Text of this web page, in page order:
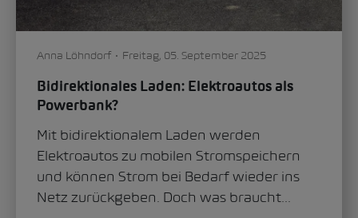
Anna Löhndorf Freitag, 05. September 2025
Bidirektionales Laden: Elektroautos als
Powerbank?
Mit bidirektionalem Laden werden
Elektroautos zu mobilen Stromspeichern
und können Strom bei Bedarf wieder ins
Netz zurückgeben. Doch was braucht...